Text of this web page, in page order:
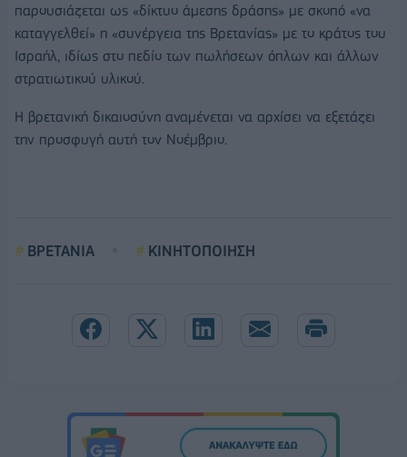
παρουσιάζεται ως «δίκτυο άμεσης δράσης» με σκοπό «να
καταγγελθεί» η «συνέργεια της Βρετανίας» με το κράτος του
Ισραήλ, ιδίως στο πεδίο των πωλήσεων όπλων και άλλων
στρατιωτικού υλικού.
Η βρετανική δικαιοσύνη αναμένεται να αρχίσει να εξετάζει
την προσφυγή αυτή τον Νοέμβριο.
ΒΡΕΤΑΝΙΑ ΚΙΝΗΤΟΠΟΙΗΣΗ